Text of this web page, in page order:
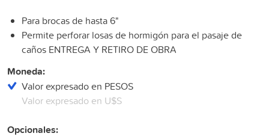
Para brocas de hasta 6"
Permite perforar losas de hormigón para el pasaje de
caños ENTREGA Y RETIRO DE OBRA
Moneda:
Valor expresado en PESOS
Valor expresado en U$S
Opcionales: